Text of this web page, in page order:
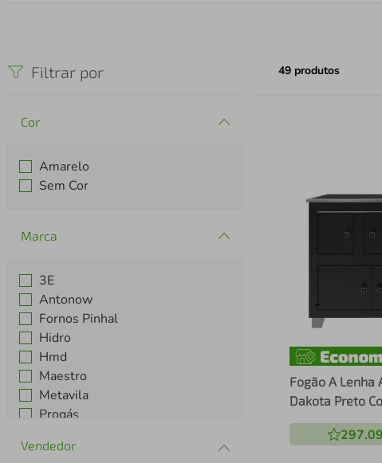
Filtrar por
Cor
Amarelo
Sem Cor
Marca
3E
Antonow
Fornos Pinhal
Hidro
Hmd
Maestro
Metavila
Progás
Venax
49 produtos
Fogão A Lenha
Dakota Preto
Vitrocerâmica -
Superior Lado